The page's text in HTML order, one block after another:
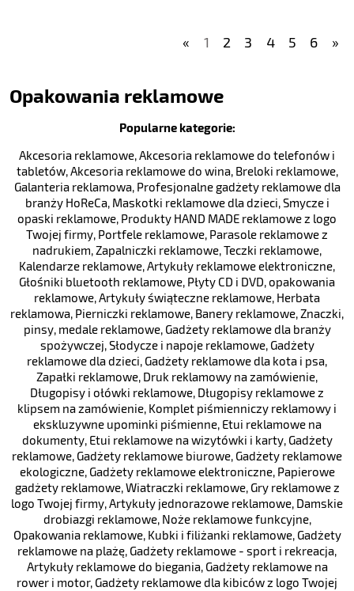
« 1 2 3 4 5 6 »
Opakowania reklamowe
Popularne kategorie:
Akcesoria reklamowe,Akcesoria reklamowe do telefonów i
tabletów,Akcesoria reklamowe do wina, Breloki reklamowe,
Galanteria reklamowa, Profesjonalne gadżety reklamowe dla
branży HoReCa, Maskotki reklamowe dla dzieci,Smycze i
opaski reklamowe, Produkty HAND MADE reklamowe z logo
Twojej firmy, Portfele reklamowe, Parasole reklamowe z
nadrukiem,Zapalniczki reklamowe,Teczki reklamowe,
Kalendarze reklamowe,Artykuły reklamowe elektroniczne,
Głośniki bluetooth reklamowe, Płyty CD i DVD, opakowania
reklamowe,Artykuły świąteczne reklamowe, Herbata
reklamowa, Pierniczki reklamowe, Banery reklamowe,Znaczki,
pinsy, medale reklamowe, Gadżety reklamowe dla branży
spożywczej,Słodycze i napoje reklamowe, Gadżety
reklamowe dla dzieci, Gadżety reklamowe dla kota i psa,
Zapałki reklamowe, Druk reklamowy na zamówienie,
Długopisy i ołówki reklamowe, Długopisy reklamowe z
klipsem na zamówienie, Komplet piśmienniczy reklamowy i
ekskluzywne upominki piśmienne, Etui reklamowe na
dokumenty, Etui reklamowe na wizytówki i karty, Gadżety
reklamowe, Gadżety reklamowe biurowe, Gadżety reklamowe
ekologiczne, Gadżety reklamowe elektroniczne, Papierowe
gadżety reklamowe,Wiatraczki reklamowe, Gry reklamowe z
logo Twojej firmy,Artykuły jednorazowe reklamowe, Damskie
drobiazgi reklamowe, Noże reklamowe funkcyjne,
Opakowania reklamowe, Kubki i filiżanki reklamowe, Gadżety
reklamowe na plażę, Gadżety reklamowe - sport i rekreacja,
Artykuły reklamowe do biegania, Gadżety reklamowe na
rower i motor, Gadżety reklamowe dla kibiców z logo Twojej